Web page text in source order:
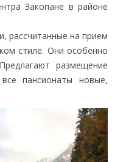
Закопане в районе
рассчитанные на прием
стиле. Они особенно
размещение
пансионаты новые,